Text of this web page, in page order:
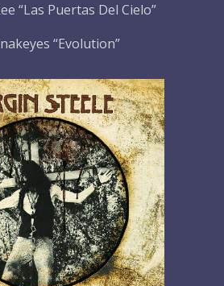
“Las Puertas Del Cielo”
“Evolution”